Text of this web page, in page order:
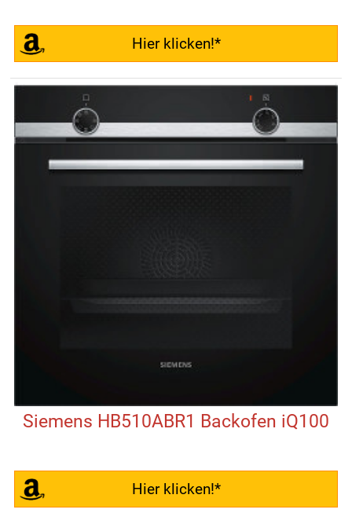
Hier klicken!*
Siemens HB510ABR1 Backofen iQ100
Hier klicken!*